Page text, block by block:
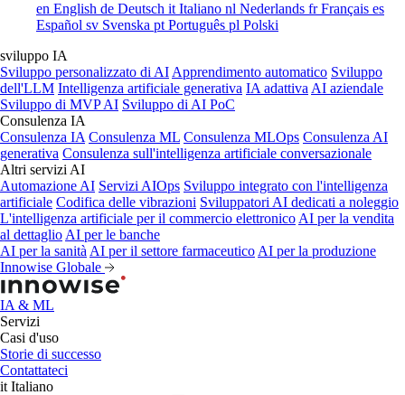
en English de Deutsch it Italiano nl Nederlands frFrançais es
Español sv Svenska pt Português pl Polski
sviluppo IA
Sviluppo personalizzato di AI Apprendimento automatico Sviluppo
dell'LLM Intelligenza artificiale generativa IA adattiva AI aziendale
Sviluppo di MVP AI Sviluppo di AI PoC
Consulenza IA
Consulenza IA Consulenza ML Consulenza MLOps Consulenza AI
generativa Consulenza sull'intelligenza artificiale conversazionale
Altri servizi AI
Automazione AI Servizi AIOps Sviluppo integrato con l'intelligenza
artificiale Codifica delle vibrazioni Sviluppatori AI dedicati a noleggio
L'intelligenza artificiale per il commercio elettronico AI per la vendita
al dettaglio AI per le banche
AI per la sanità AI per il settore farmaceutico AI per la produzione
Innowise Globale
IA & ML
Servizi
Casi d'uso
Storie di successo
Contattateci
it Italiano